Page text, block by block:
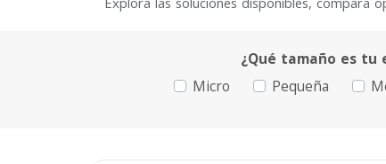
¿Qué tamaño es tu
Micro
Pequeña